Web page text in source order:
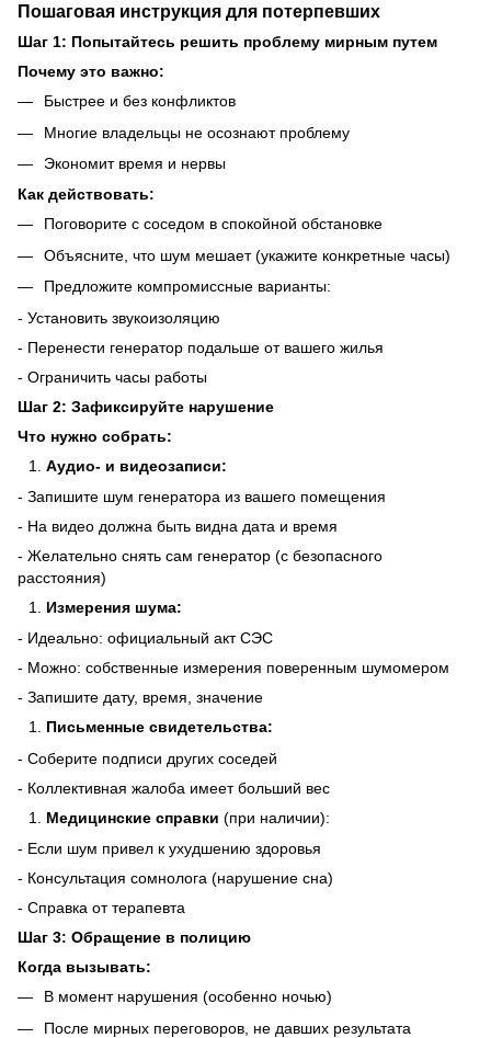
Пошаговая инструкция для потерпевших
Шаг 1: Попытайтесь решить проблему мирным путем
Почему это важно:
Быстрее и без конфликтов
Многие владельцы не осознают проблему
Экономит время и нервы
Как действовать:
Поговорите с соседом в спокойной обстановке
Объясните, что шум мешает (укажите конкретные часы)
Предложите компромиссные варианты:
- Установить звукоизоляцию
- Перенести генератор подальше от вашего жилья
- Ограничить часы работы
Шаг 2: Зафиксируйте нарушение
Что нужно собрать:
Аудио- и видеозаписи:
- Запишите шум генератора из вашего помещения
- На видео должна быть видна дата и время
- Желательно снять сам генератор (с безопасного
расстояния)
Измерения шума:
- Идеально: официальный акт СЭС
- Можно: собственные измерения поверенным шумомером
- Запишите дату, время, значение
Письменные свидетельства:
- Соберите подписи других соседей
- Коллективная жалоба имеет больший вес
Медицинские справки (при наличии):
- Если шум привел к ухудшению здоровья
- Консультация сомнолога (нарушение сна)
- Справка от терапевта
Шаг 3: Обращение в полицию
Когда вызывать:
В момент нарушения (особенно ночью)
После мирных переговоров, не давших результата